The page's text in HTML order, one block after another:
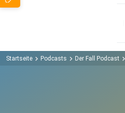
Startseite Podcasts Der Fall Podcast